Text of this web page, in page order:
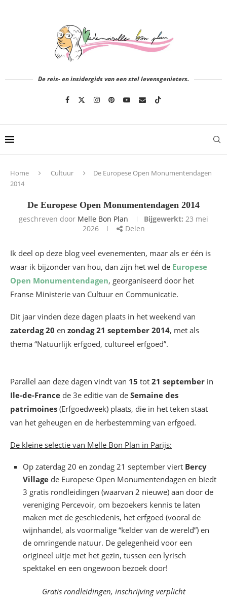
De reis- en insidergids van een stel levensgenieters.
Home Cultuur
De Europese Open Monumentendagen
2014
De Europese Open Monumentendagen 2014
geschreven door Melle Bon Plan Bijgewerkt: 23 mei
2026
Delen
Ik deel op deze blog veel evenementen, maar als er één is
waar ik bijzonder van hou, dan zijn het wel de Europese
Open Monumentendagen, georganiseerd door het
Franse Ministerie van Cultuur en Communicatie.
Dit jaar vinden deze dagen plaats in het weekend van
zaterdag 20 en zondag 21 september 2014, met als
thema “Natuurlijk erfgoed, cultureel erfgoed”.
Parallel aan deze dagen vindt van 15 tot 21 september in
Ile-de-France de 3e editie van de Semaine des
patrimoines (Erfgoedweek) plaats, die in het teken staat
van het geheugen en de herbestemming van erfgoed.
De kleine selectie van Melle Bon Plan in Parijs:
Op zaterdag 20 en zondag 21 september viert Bercy
Village de Europese Open Monumentendagen en biedt
3 gratis rondleidingen (waarvan 2 nieuwe) aan door de
vereniging Percevoir, om bezoekers kennis te laten
maken met de geschiedenis, het erfgoed (vooral de
wijnhandel, als voormalige “kelder van de wereld”) en
de omringende natuur. De gelegenheid voor een
origineel uitje met het gezin, tussen een lyrisch
spektakel en een ongewoon bezoek door!
Gratis rondleidingen, inschrijving verplicht